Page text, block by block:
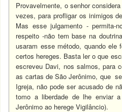
Provavelmente, o senhor
vezes, para profligar os inimigos
Mas esse julgamento - permita-
respeito -não tem base na
usaram esse método, quando ele
certos hereges. Basta ler o que
escreveu Davi, nos salmos, para
as cartas de São Jerônimo, que
Igreja, não pode ser acusado de
tomo a liberdade de lhe enviar
Jerônimo ao herege Vigilâncio).